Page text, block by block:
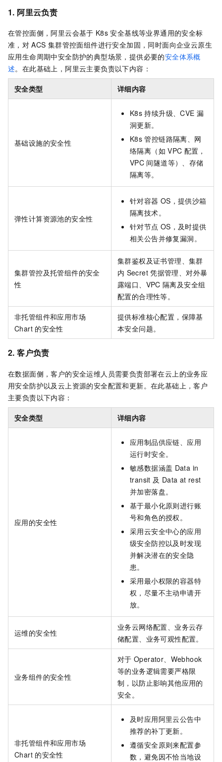
1. 阿里云负责
在管控面侧，阿里云会基于 K8s 安全基线等业界通用的安全标
准，对 ACS 集群管控面组件进行安全加固，同时面向企业云原生
应用生命周期中安全防护的典型场景，提供必要的安全体系概
述。在此基础上，阿里云主要负责以下内容：
安全类型 详细内容
基础设施的安全性
K8s 持续升级、CVE 漏
洞更新。
K8s 管控链路隔离、网
络隔离（如 VPC 配置，
VPC 间隧道等）、存储
隔离等。
弹性计算资源池的安全性
针对容器 OS，提供沙箱
隔离技术。
针对节点 OS，及时提供
相关公告并修复漏洞。
集群管控及托管组件的安全
性
集群鉴权及证书管理、集群
内 Secret 凭据管理、对外暴
露端口、VPC 隔离及安全组
配置的合理性等。
非托管组件和应用市场
Chart 的安全性
提供标准核心配置，保障基
本安全问题。
2. 客户负责
在数据面侧，客户的安全运维人员需要负责部署在云上的业务应
用安全防护以及云上资源的安全配置和更新。在此基础上，客户
主要负责以下内容：
安全类型 详细内容
应用的安全性
应用制品供应链、应用
运行时安全。
敏感数据涵盖 Data in
transit 及 Data at rest
并加密落盘。
基于最小化原则进行账
号和角色的授权。
采用云安全中心的应用
级安全防控以及时发现
并解决潜在的安全隐
患。
采用最小权限的容器特
权，尽量不主动申请开
放。
运维的安全性
业务云网络配置、业务云存
储配置、业务可观性配置。
业务组件的安全性
对于 Operator、Webhook
等的业务逻辑需要严格限
制，以防止影响其他应用的
安全。
非托管组件和应用市场
Chart 的安全性
及时应用阿里云公告中
推荐的补丁更新。
遵循安全原则来配置参
数，避免因不恰当地设